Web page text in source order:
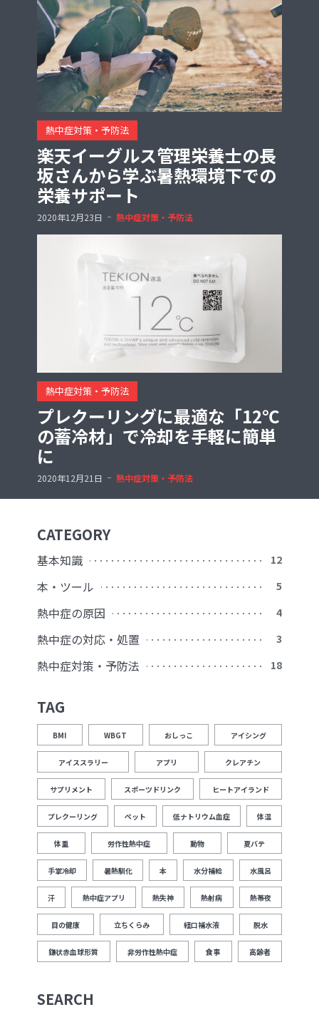
熱中症対策・予防法
楽天イーグルス管理栄養士の長
坂さんから学ぶ暑熱環境下での
栄養サポート
2020年12月23日 熱中症対策・予防法
熱中症対策・予防法
プレクーリングに最適な「12℃
の蓄冷材」で冷却を手軽に簡単
に
2020年12月21日 熱中症対策・予防法
CATEGORY
基本知識 12
本・ツール 5
熱中症の原因 4
熱中症の対応・処置 3
熱中症対策・予防法 18
TAG
BMI WBGT おしっこ アイシング
アイススラリー アプリ クレアチン
サプリメント スポーツドリンク ヒートアイランド
プレクーリング ペット 低ナトリウム血症 体温
体重 労作性熱中症 動物 夏バテ
手掌冷却 暑熱馴化 本 水分補給 水風呂
汗 熱中症アプリ 熱失神 熱射病 熱帯夜
目の健康 立ちくらみ 経口補水液 脱水
鎌状赤血球形質 非労作性熱中症 食事 高齢者
SEARCH